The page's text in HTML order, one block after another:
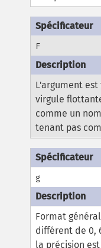
F
L'argument
virgule
comme un
tenant pas
g
Format
différent de 0,
la précision